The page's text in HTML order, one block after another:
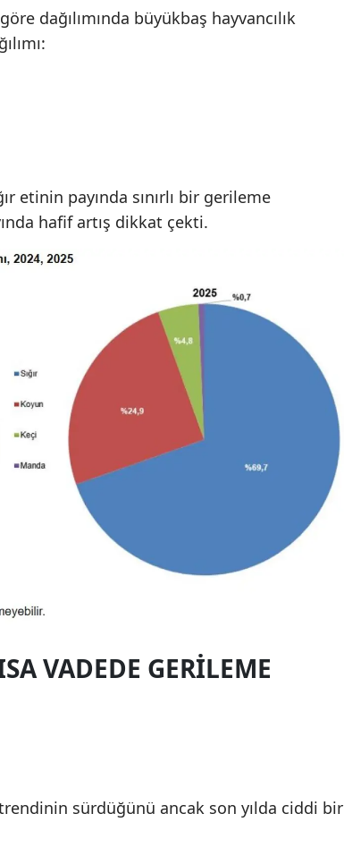
dağılımında büyükbaş hayvancılık
etinin payında sınırlı bir gerileme
hafif artış dikkat çekti.
VADEDE GERILEME
sürdüğünü ancak son yılda ciddi bir